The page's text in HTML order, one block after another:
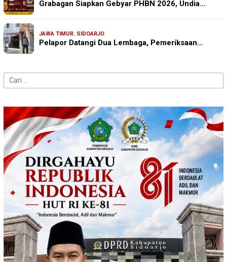
Grabagan Siapkan Gebyar PHBN 2026, Undia…
JAWA TIMUR, SIDOARJO
Pelapor Datangi Dua Lembaga, Pemeriksaan…
Cari
untuk: